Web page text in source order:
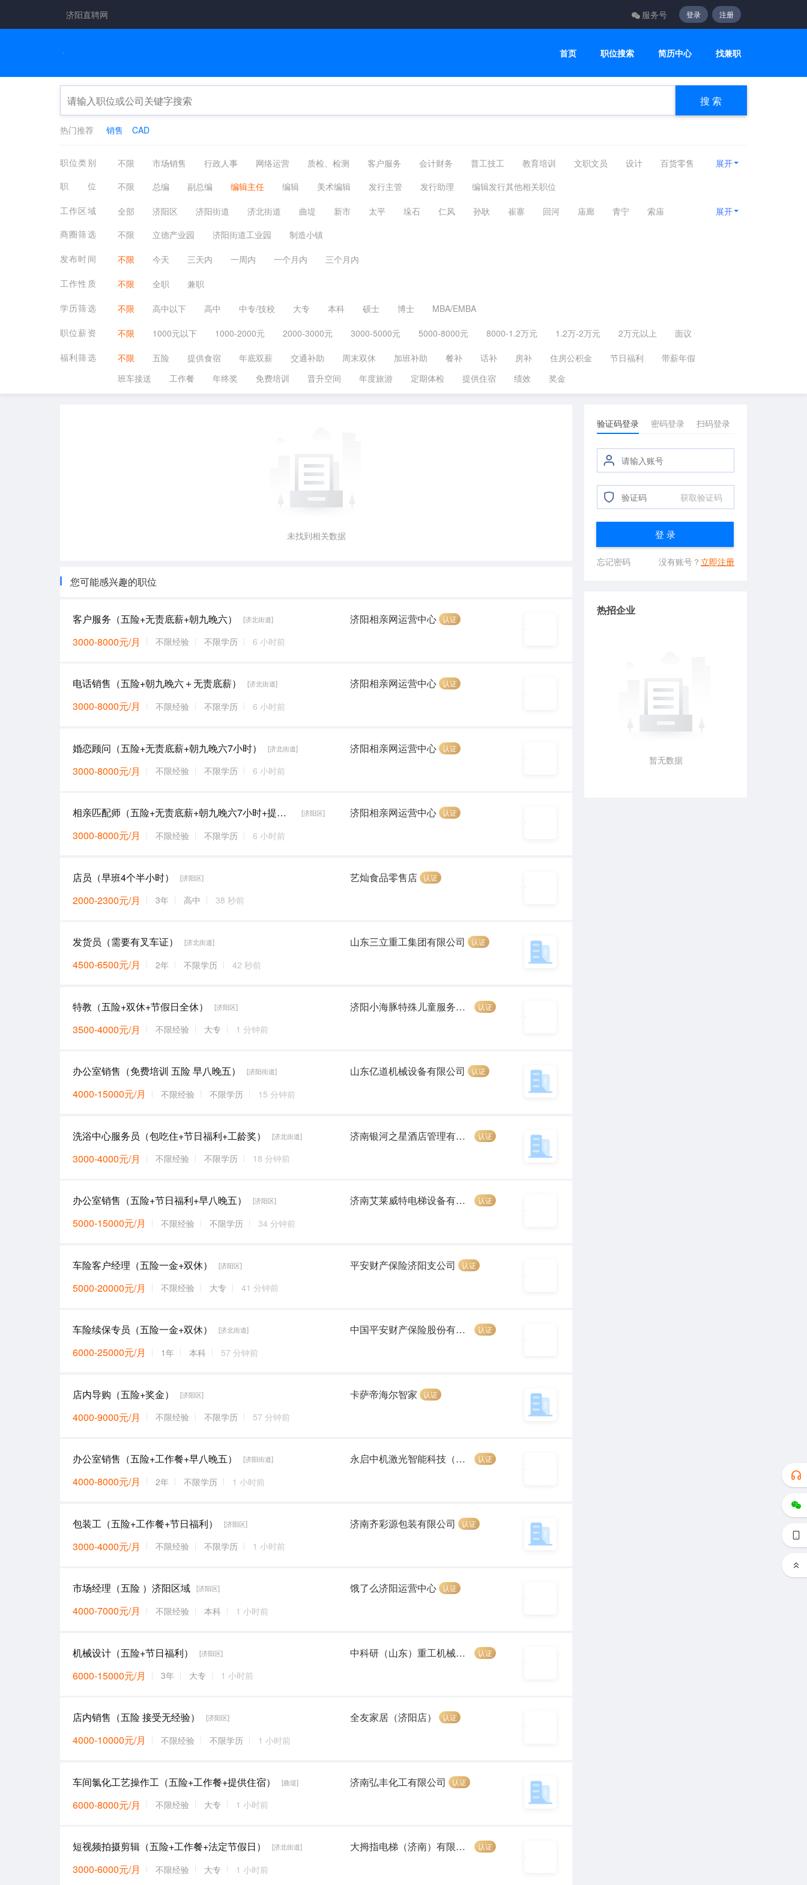
济阳直聘网 服务号 登录 注册
首页 职位搜索 简历中心 找兼职
搜 索
热门推荐 销售 CAD
职位类别 不限 市场销售 行政人事 网络运营 质检、检测 客户服务 会计财务 普工技工 教育培训 文职文员 设计
百货零售
工厂工业
餐饮休闲 管理运营 物流贸易 后勤/家政 网络硬件 机械仪表 咨询顾问 电子通讯
展开
职位
不限 总编 副总编 编辑主任 编辑 美术编辑 发行主管 发行助理
编辑发行其他相关职位
工作区域
全部 济阳区 济阳街道 济北街道 曲堤 新市 太平 垛石 仁风 孙耿 崔寨 回河 庙廊 青宁
索庙
商河
章丘区 高新区 其他地区 测试
展开
商圈筛选
不限 立德产业园 济阳街道工业园
制造小镇
发布时间
不限 今天 三天内 一周内 一个月内
三个月内
工作性质
不限 全职
兼职
学历筛选
不限 高中以下 高中 中专/技校 大专 本科 硕士 博士
MBA/EMBA
职位薪资
不限 1000元以下 1000-2000元 2000-3000元 3000-5000元 5000-8000元 8000-1.2万元 1.2万-2万元 2万元以上
面议
福利筛选
不限 五险 提供食宿 年底双薪 交通补助 周末双休 加班补助 餐补 话补 房补 住房公积金 节日福利
带薪年假
班车接送
工作餐 年终奖 免费培训 晋升空间 年度旅游 定期体检 提供住宿 绩效 奖金
未找到相关数据
您可能感兴趣的职位
客户服务（五险+无责底薪+朝九晚六） [济北街道]
3000-8000元/月 不限经验 不限学历 6 小时前
济阳相亲网运营中心 认证
电话销售（五险+朝九晚六＋无责底薪） [济北街道]
3000-8000元/月 不限经验 不限学历 6 小时前
济阳相亲网运营中心 认证
婚恋顾问（五险+无责底薪+朝九晚六7小时） [济北街道]
3000-8000元/月 不限经验 不限学历 6 小时前
济阳相亲网运营中心 认证
相亲匹配师（五险+无责底薪+朝九晚六7小时+提成） [济阳区]
3000-8000元/月 不限经验 不限学历 6 小时前
济阳相亲网运营中心 认证
店员（早班4个半小时） [济阳区]
2000-2300元/月 3年 高中 38 秒前
艺灿食品零售店 认证
发货员（需要有叉车证） [济北街道]
4500-6500元/月 2年 不限学历 42 秒前
山东三立重工集团有限公司 认证
特教（五险+双休+节假日全休） [济阳区]
3500-4000元/月 不限经验 大专 1 分钟前
济阳小海豚特殊儿童服务中心 认证
办公室销售（免费培训 五险 早八晚五） [济阳街道]
4000-15000元/月 不限经验 不限学历 15 分钟前
山东亿道机械设备有限公司 认证
洗浴中心服务员（包吃住+节日福利+工龄奖） [济北街道]
3000-4000元/月 不限经验 不限学历 18 分钟前
济南银河之星酒店管理有限公司 认证
办公室销售（五险+节日福利+早八晚五） [济阳区]
5000-15000元/月 不限经验 不限学历 34 分钟前
济南艾莱威特电梯设备有限公司 认证
车险客户经理（五险一金+双休） [济阳区]
5000-20000元/月 不限经验 大专 41 分钟前
平安财产保险济阳支公司 认证
车险续保专员（五险一金+双休） [济北街道]
6000-25000元/月 1年 本科 57 分钟前
中国平安财产保险股份有限公司济阳分公司 认证
店内导购（五险+奖金） [济阳区]
4000-9000元/月 不限经验 不限学历 57 分钟前
卡萨帝海尔智家 认证
办公室销售（五险+工作餐+早八晚五） [济阳街道]
4000-8000元/月 2年 不限学历 1 小时前
永启中机激光智能科技（山东）有限公司 认证
包装工（五险+工作餐+节日福利） [济阳区]
3000-4000元/月 不限经验 不限学历 1 小时前
济南齐彩源包装有限公司 认证
市场经理（五险 ）济阳区域 [济阳区]
4000-7000元/月 不限经验 本科 1 小时前
饿了么济阳运营中心 认证
机械设计（五险+节日福利） [济阳区]
6000-15000元/月 3年 大专 1 小时前
中科研（山东）重工机械设备有限公司 认证
店内销售（五险 接受无经验） [济阳区]
4000-10000元/月 不限经验 不限学历 1 小时前
全友家居（济阳店） 认证
车间氯化工艺操作工（五险+工作餐+提供住宿） [曲堤]
6000-8000元/月 不限经验 大专 1 小时前
济南弘丰化工有限公司 认证
短视频拍摄剪辑（五险+工作餐+法定节假日） [济北街道]
3000-6000元/月 不限经验 大专 1 小时前
大拇指电梯（济南）有限责任公司 认证
验证码登录 密码登录 扫码登录
获取验证码
登 录
忘记密码 没有账号？ 立即注册
热招企业
暂无数据